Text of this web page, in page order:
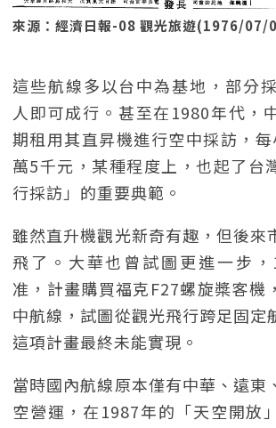
來源：經濟日報-08 觀光旅遊(1976/07/
這些航線多以台中為基地，部分
人即可成行。甚至在1980年代，
期租用其直昇機進行空中採訪，
萬5千元，某種程度上，也起了台
行採訪」的重要典範。
雖然直升機觀光新奇有趣，但後來
飛了。大華也曾試圖更進一步
准，計畫購買福克F27螺旋槳客
中航線，試圖從觀光飛行跨足固定
這項計畫最終未能實現。
當時國內航線原本僅有中華、遠東
空營運，在1987年的「天空開放